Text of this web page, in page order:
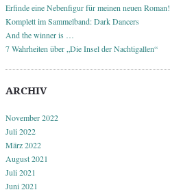
Erfinde eine Nebenfigur für meinen neuen Roman!
Komplett im Sammelband: Dark Dancers
And the winner is …
7 Wahrheiten über „Die Insel der Nachtigallen“
ARCHIV
November 2022
Juli 2022
März 2022
August 2021
Juli 2021
Juni 2021